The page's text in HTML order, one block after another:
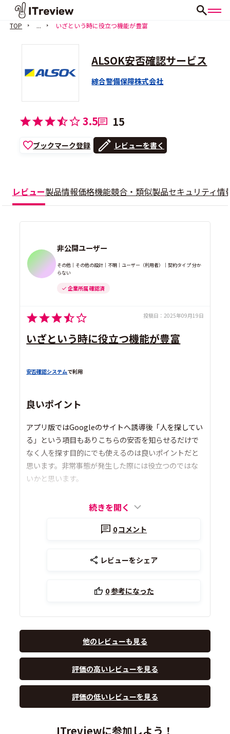
TOP ... いざという時に役立つ機能が豊富
ALSOK安否確認サービス
綜合警備保障株式会社
3.5 15
ブックマーク登録 レビューを書く
レビュー製品情報価格機能競合・類似製品セキュリティ情
非公開ユーザー
その他｜その他の設計｜不明｜ユーザー（利用者）｜契約タイプ 分か
らない
企業所属 確認済
投稿日： 2025年09月19日
いざという時に役立つ機能が豊富
安否確認システムで利用
良いポイント
アプリ版ではGoogleのサイトへ誘導後「人を探してい
る」という項目もありこちらの安否を知らせるだけで
なく人を探す目的にでも使えるのは良いポイントだと
思います。非常事態が発生した際には役立つのではな
いかと思います。
続きを開く
0コメント
レビューをシェア
0参考になった
他のレビューも見る
評価の高いレビューを見る
評価の低いレビューを見る
ITreviewに参加しよう！